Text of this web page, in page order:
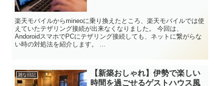
楽天モバイルからmineoに乗り換えたところ、楽天モバイルでは使
えていたテザリング接続が出来なくなりました。 今回は、
AndoroidスマホでPCにテザリング接続しても、ネットに繋がらな
い時の対処法を紹介します。 ...
雑な日記
【新築おしゃれ】伊勢で楽しい
時間を過ごせるゲストハウス風